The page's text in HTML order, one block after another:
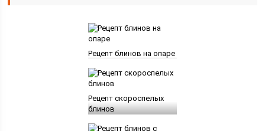
Рецепт блинов на опаре
Рецепт скороспелых
блинов